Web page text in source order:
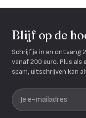
Blijf op de
Schrijf je in en ontvang
vanaf 200 euro. Plus
spam, uitschrijven kan
Je e-mailadres